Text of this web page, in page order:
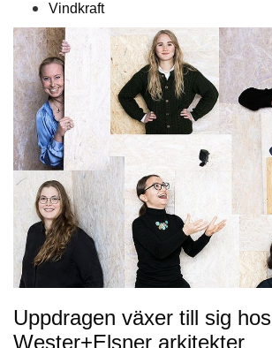
Vindkraft
Uppdragen växer till sig hos
Wester+Elsner arkitekter